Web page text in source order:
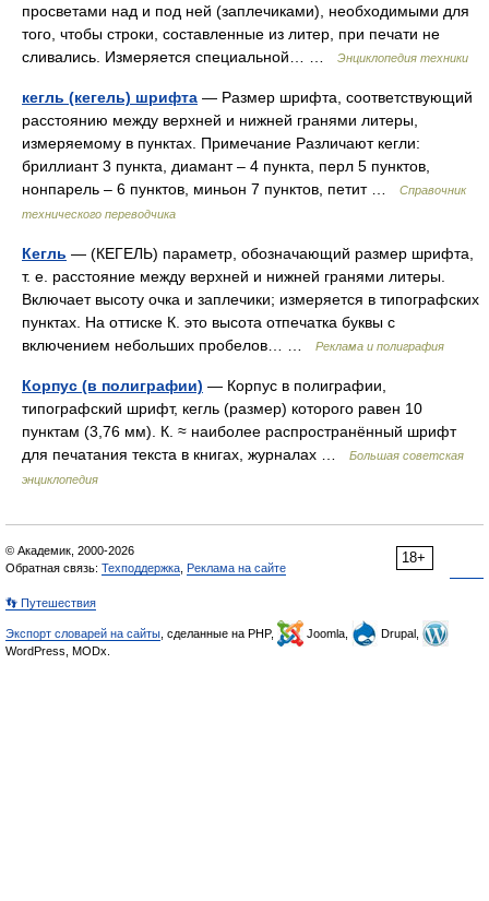
просветами над и под ней (заплечиками), необходимыми для
того, чтобы строки, составленные из литер, при печати не
сливались. Измеряется специальной… …
Энциклопедия техники
кегль (кегель) шрифта — Размер шрифта, соответствующий
расстоянию между верхней и нижней гранями литеры,
измеряемому в пунктах. Примечание Различают кегли:
бриллиант 3 пункта, диамант – 4 пункта, перл 5 пунктов,
нонпарель – 6 пунктов, миньон 7 пунктов, петит …
Справочник
технического переводчика
Кегль — (КЕГЕЛЬ) параметр, обозначающий размер шрифта,
т. е. расстояние между верхней и нижней гранями литеры.
Включает высоту очка и заплечики; измеряется в типографских
пунктах. На оттиске К. это высота отпечатка буквы с
включением небольших пробелов… …
Реклама и полиграфия
Корпус (в полиграфии) — Корпус в полиграфии,
типографский шрифт, кегль (размер) которого равен 10
пунктам (3,76 мм). К. ≈ наиболее распространённый шрифт
для печатания текста в книгах, журналах …
Большая советская
энциклопедия
18+
© Академик, 2000-2026
Обратная связь: Техподдержка Реклама на сайте
👣 Путешествия
Экспорт словарей на сайты , сделанные на PHP, Joomla,
Drupal,
WordPress, MODx.